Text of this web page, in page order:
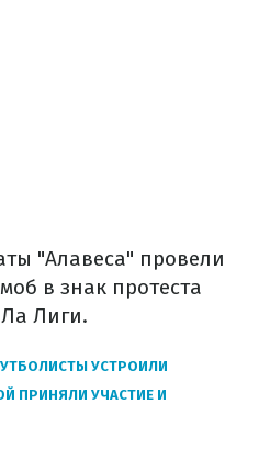
"Алавеса" провели
в знак протеста
Лиги.
УСТРОИЛИ
ПРИНЯЛИ УЧАСТИЕ И